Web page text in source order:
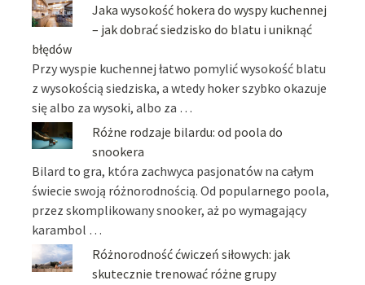
Jaka wysokość hokera do wyspy kuchennej
– jak dobrać siedzisko do blatu i uniknąć
błędów
Przy wyspie kuchennej łatwo pomylić wysokość blatu
z wysokością siedziska, a wtedy hoker szybko okazuje
się albo za wysoki, albo za …
Różne rodzaje bilardu: od poola do
snookera
Bilard to gra, która zachwyca pasjonatów na całym
świecie swoją różnorodnością. Od popularnego poola,
przez skomplikowany snooker, aż po wymagający
karambol …
Różnorodność ćwiczeń siłowych: jak
skutecznie trenować różne grupy